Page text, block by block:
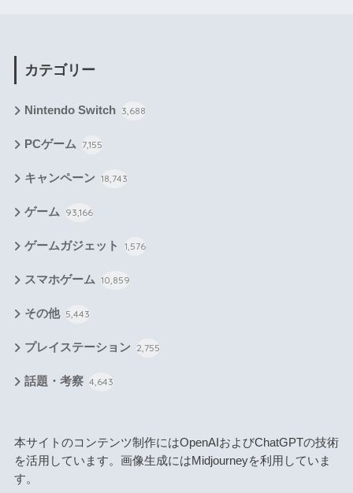
カテゴリー
Nintendo Switch 3,688
PCゲーム 7,155
キャンペーン 18,743
ゲーム 93,166
ゲームガジェット 1,576
スマホゲーム 10,859
その他 5,443
プレイステーション 2,755
話題・考察 4,643
本サイトのコンテンツ制作にはOpenAIおよびChatGPTの技術
を活用しています。画像生成にはMidjourneyを利用していま
す。